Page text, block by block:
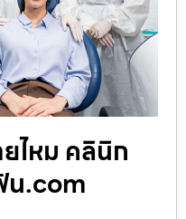
ไหม คลินิก
น.com